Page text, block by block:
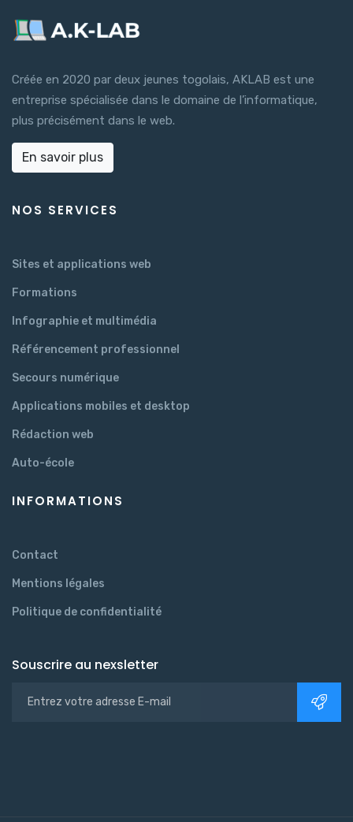
Créée en 2020 par deux jeunes togolais, AKLAB est une
entreprise spécialisée dans le domaine de l’informatique,
plus précisément dans le web.
En savoir plus
NOS SERVICES
Sites et applications web
Formations
Infographie et multimédia
Référencement professionnel
Secours numérique
Applications mobiles et desktop
Rédaction web
Auto-école
INFORMATIONS
Contact
Mentions légales
Politique de confidentialité
Souscrire au nexsletter